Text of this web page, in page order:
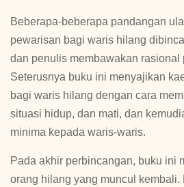
Beberapa-beberapa pandangan
pewarisan bagi waris hilang
dan penulis membawakan rasional
Seterusnya buku ini menyajikan
bagi waris hilang dengan cara
situasi hidup, dan mati, dan
minima kepada waris-waris.
Pada akhir perbincangan, buku ini
orang hilang yang muncul kembali.